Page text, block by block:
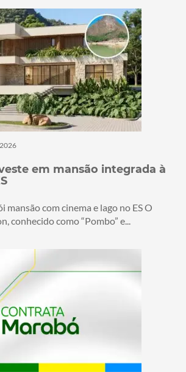
em mansão integrada à
mansão com cinema e lago no ES O
conhecido como “Pombo” e...